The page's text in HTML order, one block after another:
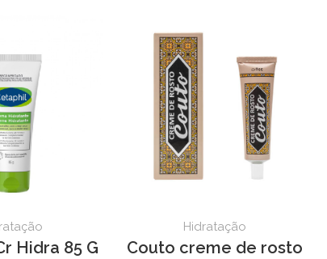
Hidra 85 G
Hidratação
Couto creme de rosto